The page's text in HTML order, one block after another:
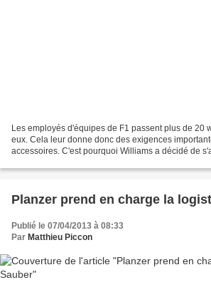
Les employés d'équipes de F1 passent plus de 20
eux. Cela leur donne donc des exigences
accessoires. C'est pourquoi Williams a décidé de
Planzer prend en charge la
Publié le 07/04/2013 à 08:33
Par Matthieu Piccon